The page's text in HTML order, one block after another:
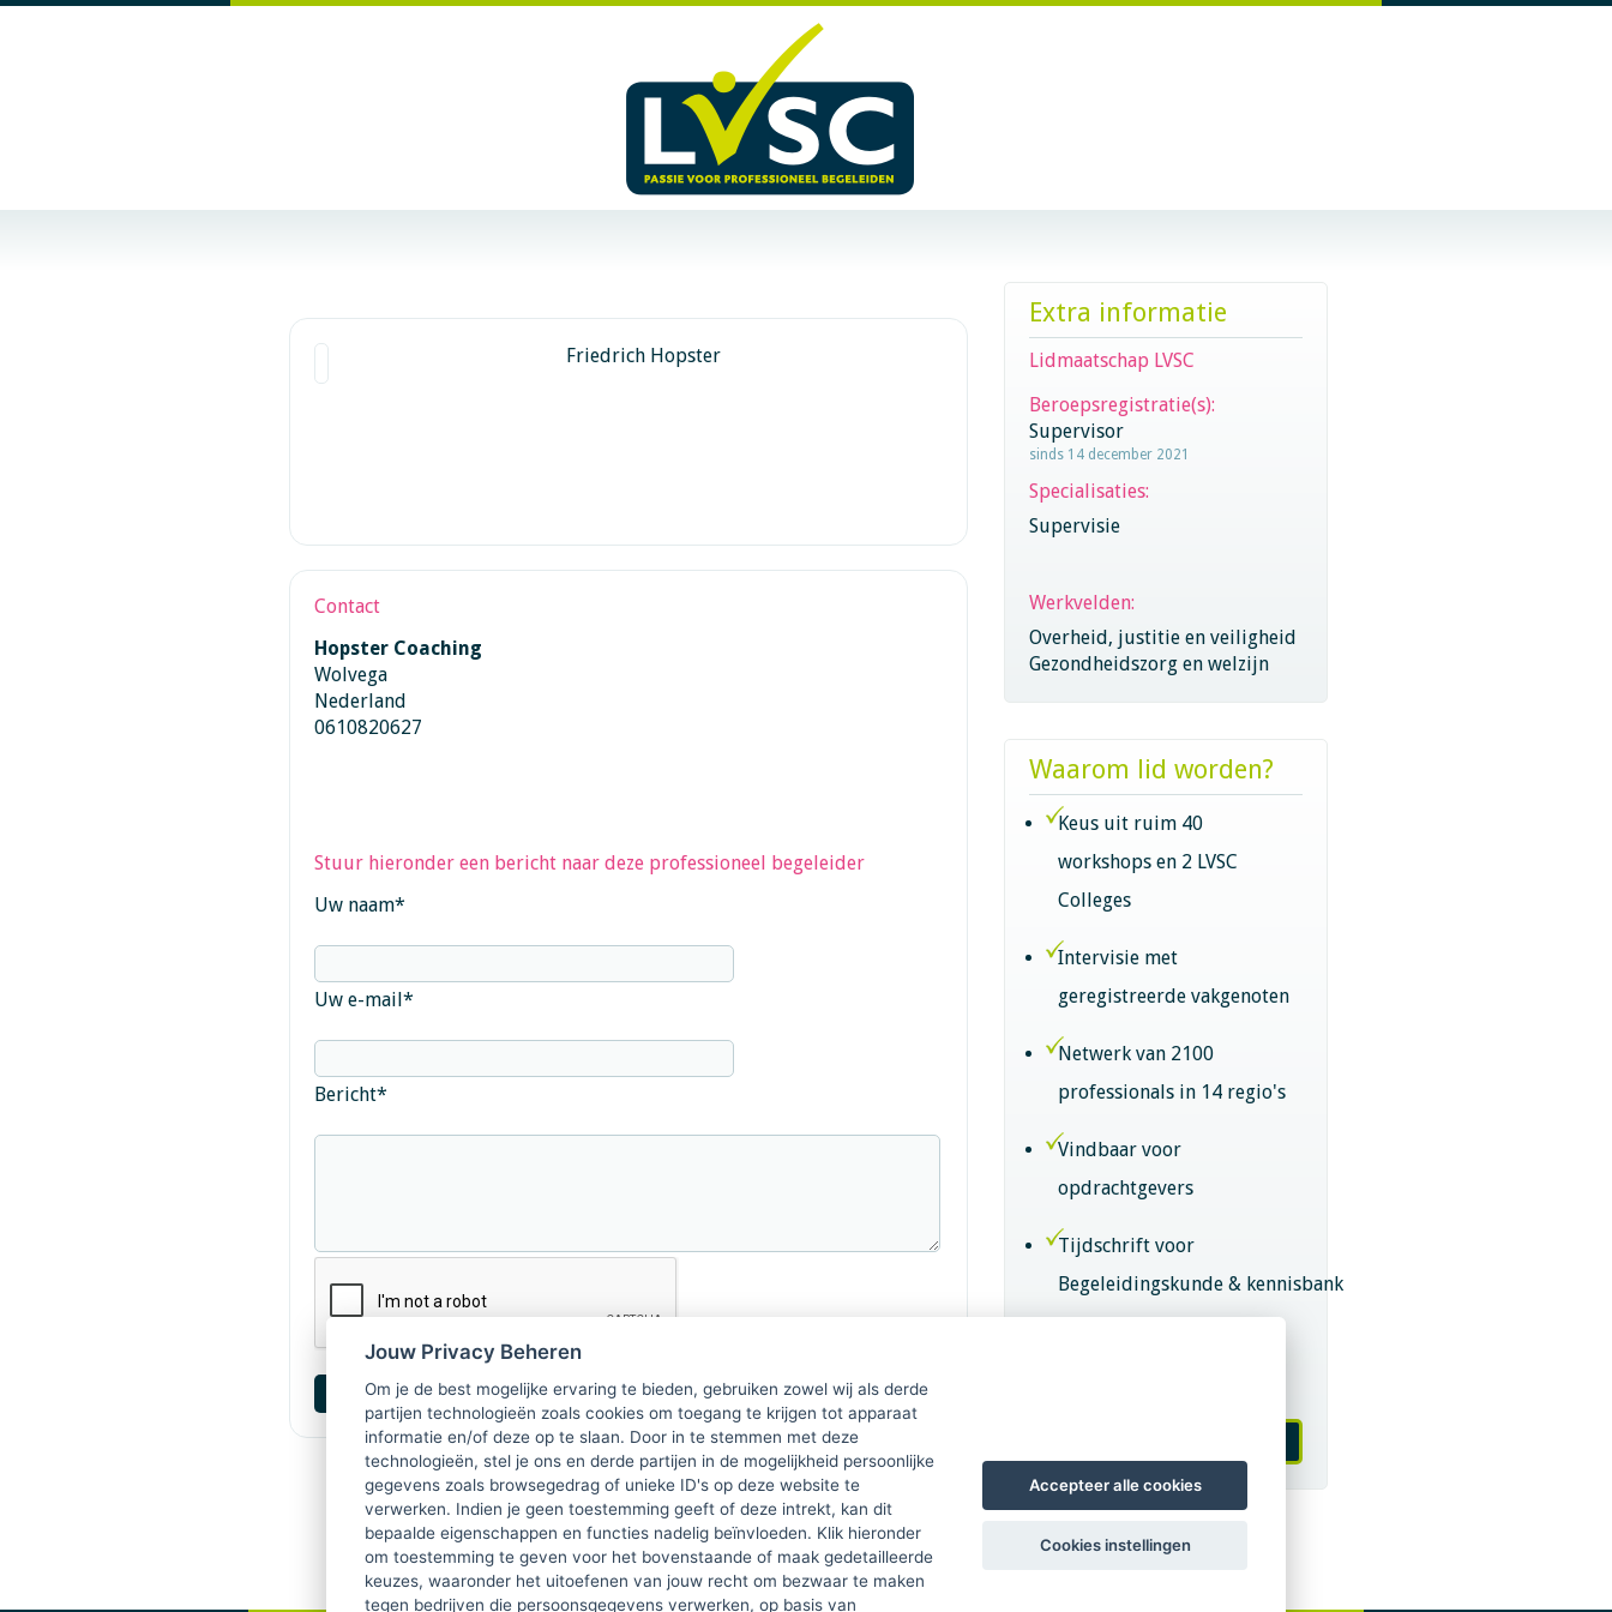
Friedrich Hopster
Contact
Hopster Coaching
Wolvega
Nederland
0610820627
Stuur hieronder een bericht naar deze professioneel begeleider
Uw naam*
Uw e-mail*
Bericht*
Extra informatie
Lidmaatschap LVSC
Beroepsregistratie(s):
Supervisor
sinds 14 december 2021
Specialisaties:
Supervisie
Werkvelden:
Overheid, justitie en veiligheid
Gezondheidszorg en welzijn
Waarom lid worden?
Keus uit ruim 40
workshops en 2 LVSC
Colleges
Intervisie met
geregistreerde vakgenoten
Netwerk van 2100
professionals in 14 regio's
Vindbaar voor
opdrachtgevers
Tijdschrift voor
Begeleidingskunde & kennisbank
Jouw Privacy Beheren
Om je de best mogelijke ervaring te bieden, gebruiken zowel wij als derde
partijen technologieën zoals cookies om toegang te krijgen tot apparaat
informatie en/of deze op te slaan. Door in te stemmen met deze
technologieën, stel je ons en derde partijen in de mogelijkheid persoonlijke
gegevens zoals browsegedrag of unieke ID's op deze website te
verwerken. Indien je geen toestemming geeft of deze intrekt, kan dit
bepaalde eigenschappen en functies nadelig beïnvloeden. Klik hieronder
om toestemming te geven voor het bovenstaande of maak gedetailleerde
keuzes, waaronder het uitoefenen van jouw recht om bezwaar te maken
tegen bedrijven die persoonsgegevens verwerken, op basis van
Accepteer alle cookies
Cookies instellingen